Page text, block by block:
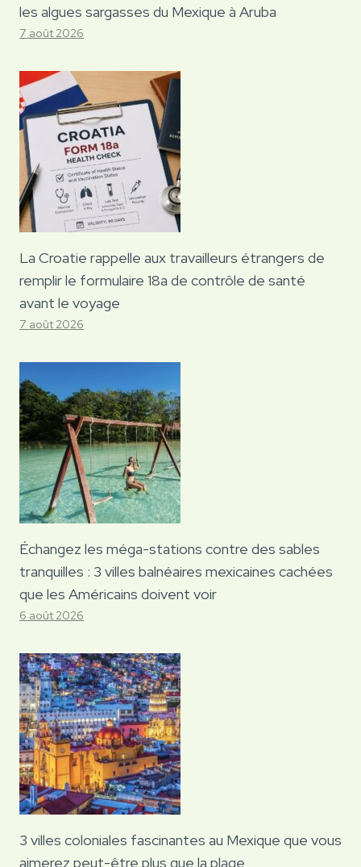
les algues sargasses du Mexique à Aruba
7 août 2026
La Croatie rappelle aux travailleurs étrangers de
remplir le formulaire 18a de contrôle de santé
avant le voyage
7 août 2026
Échangez les méga-stations contre des sables
tranquilles : 3 villes balnéaires mexicaines cachées
que les Américains doivent voir
6 août 2026
3 villes coloniales fascinantes au Mexique que vous
aimerez peut-être plus que la plage